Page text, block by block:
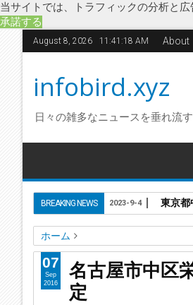
当サイトでは、トラフィックの分析と
承諾する
August 8, 2026 11:41:19 AM About
infobird.xyz
日々の雑多なニュースを垂れ流
BREAKING NEWS 東京都
2023-9-4
ホーム
GARY'S
アメリカンフード ゲ
名古屋市中区栄のライブバー経
名古屋市中区
定
07
Sep
2016